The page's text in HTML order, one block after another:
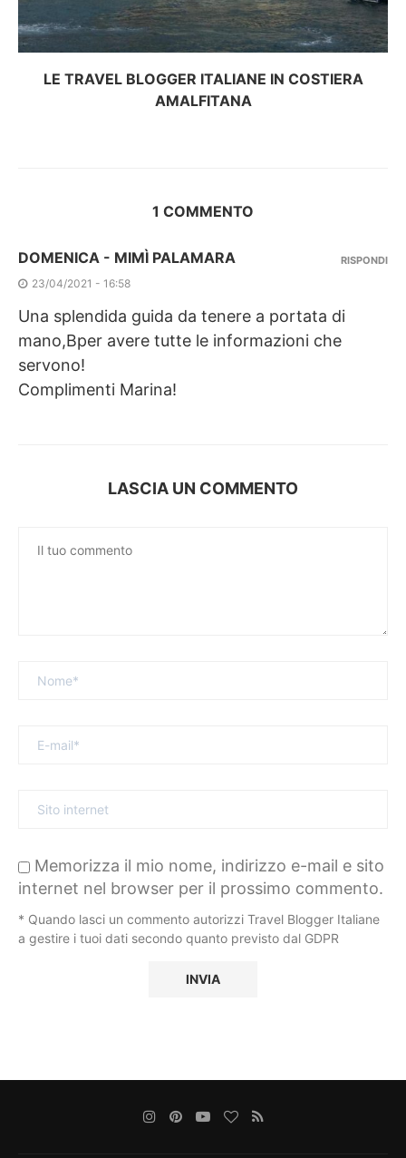
LE TRAVEL BLOGGER ITALIANE IN COSTIERA
AMALFITANA
1 COMMENTO
DOMENICA - MIMÌ PALAMARA
23/04/2021 - 16:58
Una splendida guida da tenere a portata di
mano,Bper avere tutte le informazioni che
servono!
Complimenti Marina!
RISPONDI
LASCIA UN COMMENTO
Memorizza il mio nome, indirizzo e-mail e sito
internet nel browser per il prossimo commento.
* Quando lasci un commento autorizzi Travel Blogger Italiane
a gestire i tuoi dati secondo quanto previsto dal GDPR